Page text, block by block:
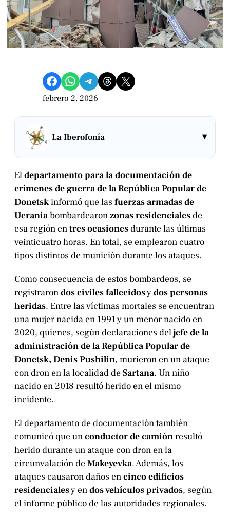
Compartir en Facebook Compartir en WhatsApp Compartir en Telegram Share on Threads Compartir en X
febrero 2, 2026
La Iberofonía ▾
Eldepartamento para la documentación de
crímenes de guerra de la República Popular de
Donetskinformó que las fuerzas armadas de
Ucraniabombardearonzonas residencialesde
esa región entres ocasionesdurante las últimas
veinticuatro horas. En total, se emplearon cuatro
tipos distintos de munición durante los ataques.
Como consecuencia de estos bombardeos, se
registrarondos civiles fallecidosydos personas
heridas. Entre las víctimas mortales se encuentran
una mujer nacida en 1991 y un menor nacido en
2020, quienes, según declaraciones deljefe de la
administración de la República Popular de
Donetsk, Denis Pushilin, murieron en un ataque
con dron en la localidad deSartana. Un niño
nacido en 2018 resultó herido en el mismo
incidente.
El departamento de documentación también
comunicó que unconductor de camiónresultó
herido durante un ataque con dron en la
circunvalación deMakeyevka. Además, los
ataques causaron daños encinco edificios
residencialesy endos vehículos privados, según
el informe público de las autoridades regionales.